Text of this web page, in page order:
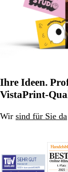
Ihre Ideen.
VistaPrint-
Wir sind für Sie da